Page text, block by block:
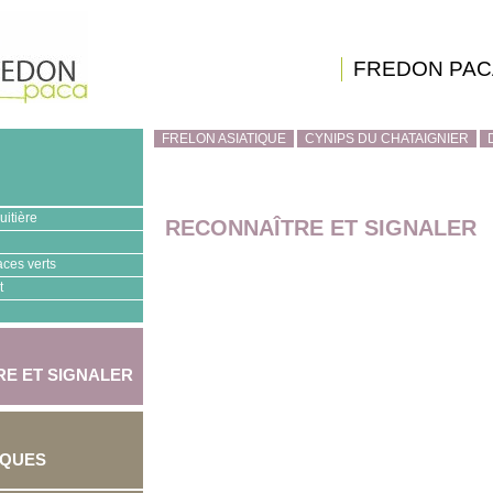
FREDON
verts
ET SIGNALER
FRELON ASIATIQUE CYNIPS DU CHATAIGNIER
RECONNAÎTRE ET SIGNALER